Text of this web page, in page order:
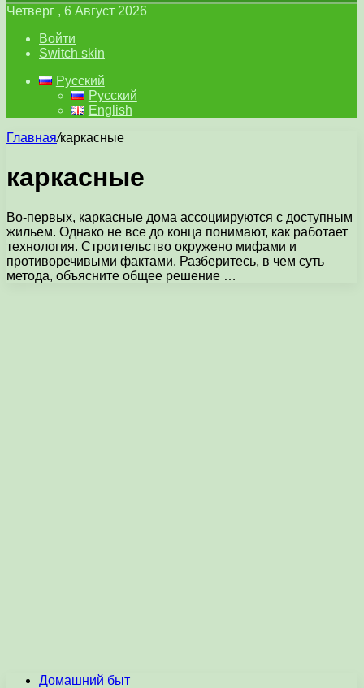
Четверг , 6 Август 2026
Войти
Switch skin
Русский
Русский
English
Главная/каркасные
каркасные
Во-первых, каркасные дома ассоциируются с доступным
жильем. Однако не все до конца понимают, как работает
технология. Строительство окружено мифами и
противоречивыми фактами. Разберитесь, в чем суть
метода, объясните общее решение …
Домашний быт